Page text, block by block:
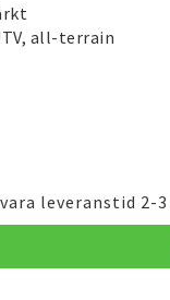
all-terrain
leveranstid 2-